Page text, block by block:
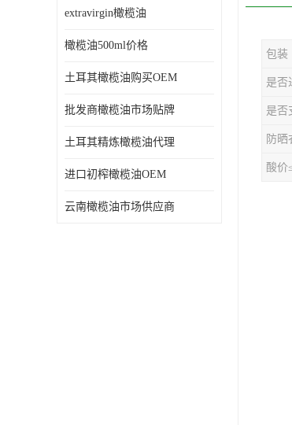
extravirgin橄榄油
橄榄油500ml价格
土耳其橄榄油购买OEM
批发商橄榄油市场贴牌
土耳其精炼橄榄油代理
进口初榨橄榄油OEM
云南橄榄油市场供应商
包装
是否
是否
防晒
酸价